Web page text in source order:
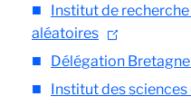
Institut de
aléatoires
Délégation
Institut des